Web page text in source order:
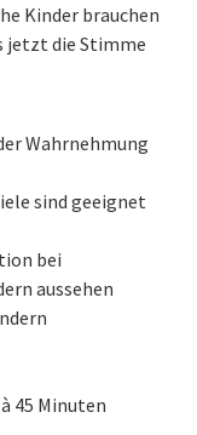
Kinder brauchen
jetzt die Stimme
Wahrnehmung
sind geeignet
bei
aussehen
45 Minuten